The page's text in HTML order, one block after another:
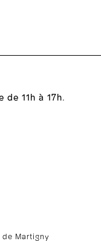
de 11h à 17h.
Martigny